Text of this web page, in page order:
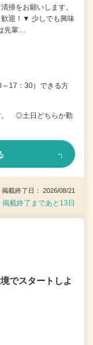
掃をお願いします。
迎！▼ 少しでも興味
先輩…
17：30）できる方
。 ◎土日どちらか勤
載終了日： 2026/08/21
掲載終了まであと13日
でスタートしよ